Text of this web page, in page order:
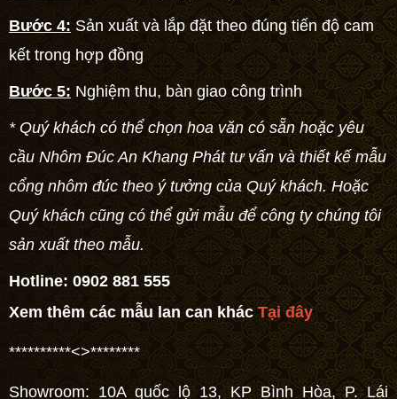
Bước 4: Sản xuất và lắp đặt theo đúng tiến độ cam
kết trong hợp đồng
Bước 5: Nghiệm thu, bàn giao công trình
* Quý khách có thể chọn hoa văn có sẵn hoặc yêu
cầu Nhôm Đúc An Khang Phát tư vấn và thiết kếmẫu
cổng nhôm đúc theo ý tưởng của Quý khách. Hoặc
Quý khách cũng có thể gửi mẫu để công ty chúng tôi
sản xuất theo mẫu.
Hotline: 0902 881 555
Xem thêm các mẫu lan can khác Tại đây
**********<>********
Showroom: 10A quốc lộ 13, KP Bình Hòa, P. Lái